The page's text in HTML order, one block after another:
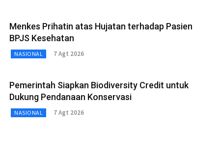
Menkes Prihatin atas Hujatan terhadap Pasien
BPJS Kesehatan
NASIONAL 7 Agt 2026
Pemerintah Siapkan Biodiversity Credit untuk
Dukung Pendanaan Konservasi
NASIONAL 7 Agt 2026